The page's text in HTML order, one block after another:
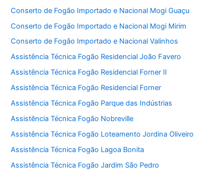
Conserto de Fogão Importado e Nacional Mogi Guaçu
Conserto de Fogão Importado e Nacional Mogi Mirim
Conserto de Fogão Importado e Nacional Valinhos
Assistência Técnica Fogão Residencial João Favero
Assistência Técnica Fogão Residencial Forner II
Assistência Técnica Fogão Residencial Forner
Assistência Técnica Fogão Parque das Indústrias
Assistência Técnica Fogão Nobreville
Assistência Técnica Fogão Loteamento Jordina Oliveiro
Assistência Técnica Fogão Lagoa Bonita
Assistência Técnica Fogão Jardim São Pedro